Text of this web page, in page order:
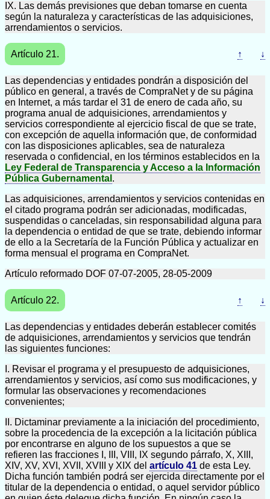
IX. Las demás previsiones que deban tomarse en cuenta
según la naturaleza y características de las adquisiciones,
arrendamientos o servicios.
Artículo 21. ↑ ↓
Las dependencias y entidades pondrán a disposición del
público en general, a través de CompraNet y de su página
en Internet, a más tardar el 31 de enero de cada año, su
programa anual de adquisiciones, arrendamientos y
servicios correspondiente al ejercicio fiscal de que se trate,
con excepción de aquella información que, de conformidad
con las disposiciones aplicables, sea de naturaleza
reservada o confidencial, en los términos establecidos en la
Ley Federal de Transparencia y Acceso a la Información
Pública Gubernamental .
Las adquisiciones, arrendamientos y servicios contenidas en
el citado programa podrán ser adicionadas, modificadas,
suspendidas o canceladas, sin responsabilidad alguna para
la dependencia o entidad de que se trate, debiendo informar
de ello a la Secretaría de la Función Pública y actualizar en
forma mensual el programa en CompraNet.
Artículo reformado DOF 07-07-2005, 28-05-2009
Artículo 22. ↑ ↓
Las dependencias y entidades deberán establecer comités
de adquisiciones, arrendamientos y servicios que tendrán
las siguientes funciones:
I. Revisar el programa y el presupuesto de adquisiciones,
arrendamientos y servicios, así como sus modificaciones, y
formular las observaciones y recomendaciones
convenientes;
II. Dictaminar previamente a la iniciación del procedimiento,
sobre la procedencia de la excepción a la licitación pública
por encontrarse en alguno de los supuestos a que se
refieren las fracciones I, III, VIII, IX segundo párrafo, X, XIII,
XIV, XV, XVI, XVII, XVIII y XIX del artículo 41 de esta Ley.
Dicha función también podrá ser ejercida directamente por el
titular de la dependencia o entidad, o aquel servidor público